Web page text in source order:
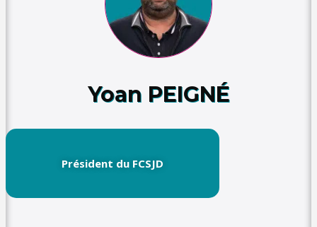
Yoan PEIGNÉ
Président du FCSJD